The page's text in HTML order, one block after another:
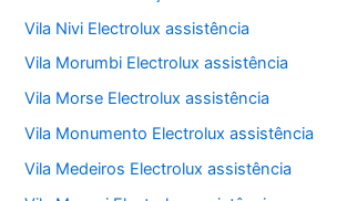
Vila Nivi Electrolux assistência
Vila Morumbi Electrolux assistência
Vila Morse Electrolux assistência
Vila Monumento Electrolux assistência
Vila Medeiros Electrolux assistência